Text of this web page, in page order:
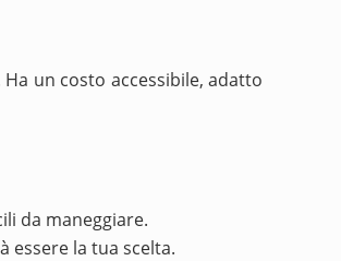
un costo accessibile, adatto
da maneggiare.
essere la tua scelta.